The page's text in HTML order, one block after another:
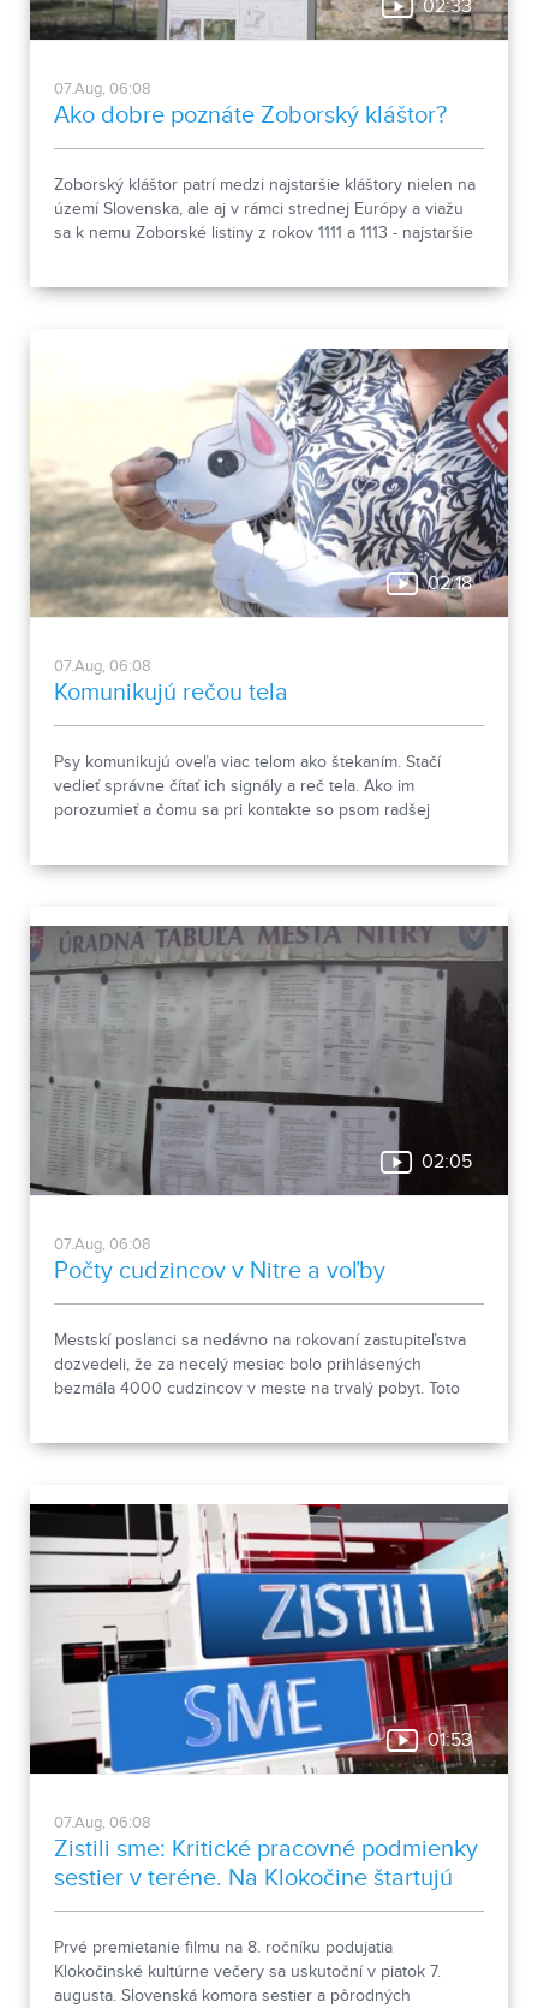
02:33
07.Aug, 06:08
Ako dobre poznáte Zoborský kláštor?
Zoborský kláštor patrí medzi najstaršie kláštory nielen na
území Slovenska, ale aj v rámci strednej Európy a viažu
sa k nemu Zoborské listiny z rokov 1111 a 1113 - najstaršie
02:18
07.Aug, 06:08
Komunikujú rečou tela
Psy komunikujú oveľa viac telom ako štekaním. Stačí
vedieť správne čítať ich signály a reč tela. Ako im
porozumieť a čomu sa pri kontakte so psom radšej
02:05
07.Aug, 06:08
Počty cudzincov v Nitre a voľby
Mestskí poslanci sa nedávno na rokovaní zastupiteľstva
dozvedeli, že za necelý mesiac bolo prihlásených
bezmála 4000 cudzincov v meste na trvalý pobyt. Toto
01:53
07.Aug, 06:08
Zistili sme: Kritické pracovné podmienky
sestier v teréne. Na Klokočine štartujú
kultúrne večery
Prvé premietanie filmu na 8. ročníku podujatia
Klokočinské kultúrne večery sa uskutoční v piatok 7.
augusta. Slovenská komora sestier a pôrodných